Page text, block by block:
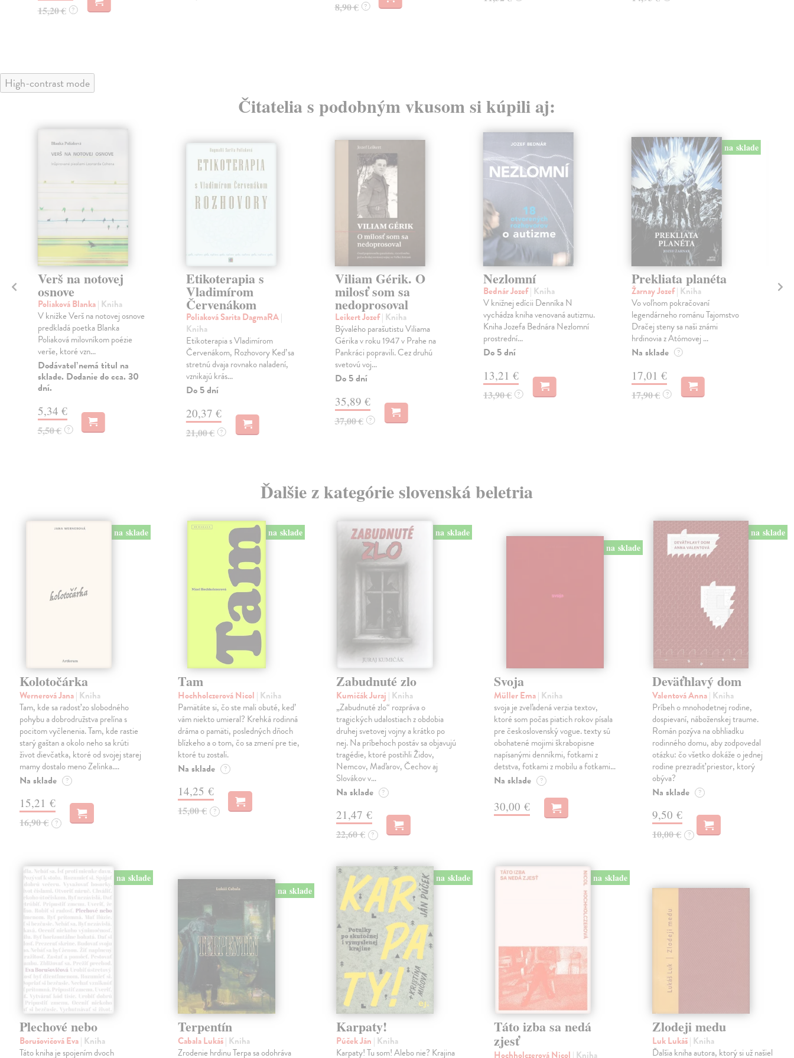
15,20 € ? 8,90 € ?
High-contrast mode
Čitatelia s podobným vkusom si kúpili aj:
Verš na notovej
osnove
Poliaková Blanka| Kniha
V knižke Verš na notovej osnove
predkladá poetka Blanka
Poliaková milovníkom poézie
verše, ktoré vzn...
Dodávateľ nemá titul na
sklade. Dodanie do cca. 30
dní.
5,34 €
5,50 € ?
Etikoterapia s
Vladimírom
Červenákom
Poliaková Sarita DagmaRA|
Kniha
Etikoterapia s Vladimírom
Červenákom, Rozhovory Keď sa
stretnú dvaja rovnako naladení,
vznikajú krás...
Do 5 dní
20,37 €
21,00 € ?
Viliam Gérik. O
milosť som sa
nedoprosoval
Leikert Jozef| Kniha
Bývalého parašutistu Viliama
Gérika v roku 1947 v Prahe na
Pankráci popravili. Cez druhú
svetovú voj...
Do 5 dní
35,89 €
37,00 € ?
Nezlomní
Bednár Jozef| Kniha
V knižnej edícii Denníka N
vychádza kniha venovaná autizmu.
Kniha Jozefa Bednára Nezlomní
prostrední...
Do 5 dní
13,21 €
13,90 € ?
na sklade
Prekliata planéta
Žarnay Jozef| Kniha
Vo voľnom pokračovaní
legendárneho románu Tajomstvo
Dračej steny sa naši známi
hrdinovia z Atómovej ...
Na sklade ?
17,01 €
17,90 € ?
Ďalšie z kategórie slovenská beletria
na sklade
Kolotočárka
Wernerová Jana| Kniha
Tam, kde sa radosť zo slobodného
pohybu a dobrodružstva prelína s
pocitom vyčlenenia. Tam, kde rastie
starý gaštan a okolo neho sa krúti
život dievčatka, ktoré od svojej starej
mamy dostalo meno Zelinka.…
Na sklade ?
15,21 €
16,90 € ?
na sklade
Tam
Hochholczerová Nicol | Kniha
Pamätáte si, čo ste mali obuté, keď
vám niekto umieral? Krehká rodinná
dráma o pamäti, posledných dňoch
blízkeho a o tom, čo sa zmení pre tie,
ktoré tu zostali.
Na sklade ?
14,25 €
15,00 € ?
na sklade
Zabudnuté zlo
Kumičák Juraj | Kniha
„Zabudnuté zlo“ rozpráva o
tragických udalostiach z obdobia
druhej svetovej vojny a krátko po
nej. Na príbehoch postáv sa objavujú
tragédie, ktoré postihli Židov,
Nemcov, Maďarov, Čechov aj
Slovákov v…
Na sklade ?
21,47 €
22,60 € ?
na sklade
Svoja
Müller Ema| Kniha
svoja je zveľadená verzia textov,
ktoré som počas piatich rokov písala
pre československý vogue. texty sú
obohatené mojimi škrabopisne
napísanými denníkmi, fotkami z
detstva, fotkami z mobilu a fotkami…
Na sklade ?
30,00 €
na sklade
Deväťhlavý dom
Valentová Anna| Kniha
Príbeh o mnohodetnej rodine,
dospievaní, náboženskej traume.
Román pozýva na obhliadku
rodinného domu, aby zodpovedal
otázku: čo všetko dokáže o jednej
rodine prezradiť priestor, ktorý
obýva?
Na sklade ?
9,50 €
10,00 € ?
na sklade
Plechové nebo
Borušovičová Eva| Kniha
Táto kniha je spojením dvoch
na sklade
Terpentín
Cabala Lukáš| Kniha
Zrodenie hrdinu Terpa sa odohráva
na sklade
Karpaty!
Púček Ján | Kniha
Karpaty! Tu som! Alebo nie? Krajina
na sklade
Táto izba sa nedá
zjesť
Hochholczerová Nicol | Kniha
Zlodeji medu
Luk Lukáš| Kniha
Ďalšia kniha autora, ktorý si už našiel